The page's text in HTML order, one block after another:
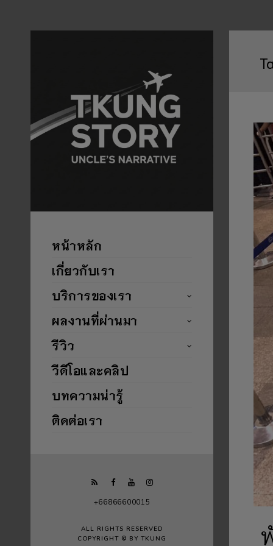
หน้าหลัก
เกี่ยวกับเรา
บริการของเรา
ผลงานที่ผ่านมา
รีวิว
วีดีโอและคลิป
บทความน่ารู้
ติดต่อเรา
+66866600015
ALL RIGHTS RESERVED
COPYRIGHT © BY TKUNG